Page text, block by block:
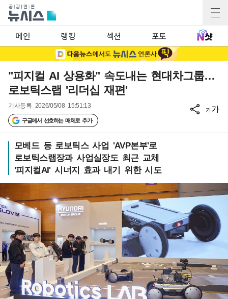
메인 랭킹 섹션 포토
"피지컬 AI 상용화" 속도내는 현대차그룹…
로보틱스랩 '리더십 재편'
기사등록 2026/05/08 15:51:13
구글에서 선호하는 매체로 추가
가가
모베드 등 로보틱스 사업 'AVP본부'로
로보틱스랩장과 사업실장도 최근 교체
'피지컬AI' 시너지 효과 내기 위한 시도